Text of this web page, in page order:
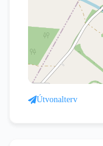
Útvonalterv